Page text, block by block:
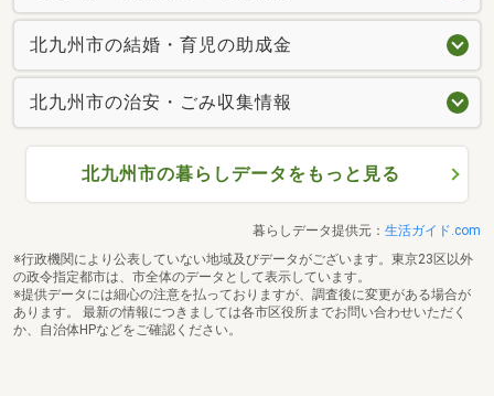
北九州市の結婚・育児の助成金
北九州市の治安・ごみ収集情報
北九州市の暮らしデータをもっと見る
暮らしデータ提供元： 生活ガイド.com
※行政機関により公表していない地域及びデータがございます。東京23区以外
の政令指定都市は、市全体のデータとして表示しています。
※提供データには細心の注意を払っておりますが、調査後に変更がある場合が
あります。 最新の情報につきましては各市区役所までお問い合わせいただく
か、自治体HPなどをご確認ください。